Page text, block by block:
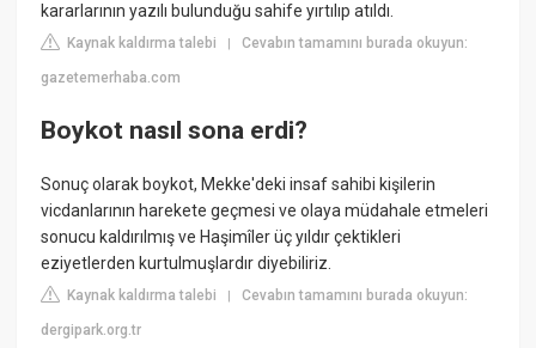
kararlarının yazılı bulunduğu sahife yırtılıp atıldı.
Kaynak kaldırma talebi |Cevabın tamamını burada okuyun:
gazetemerhaba.com
Boykot nasıl sona erdi?
Sonuç olarak boykot, Mekke'deki insaf sahibi kişilerin
vicdanlarının harekete geçmesi ve olaya müdahale etmeleri
sonucu kaldırılmış ve Haşimîler üç yıldır çektikleri
eziyetlerden kurtulmuşlardır diyebiliriz.
Kaynak kaldırma talebi |Cevabın tamamını burada okuyun:
dergipark.org.tr